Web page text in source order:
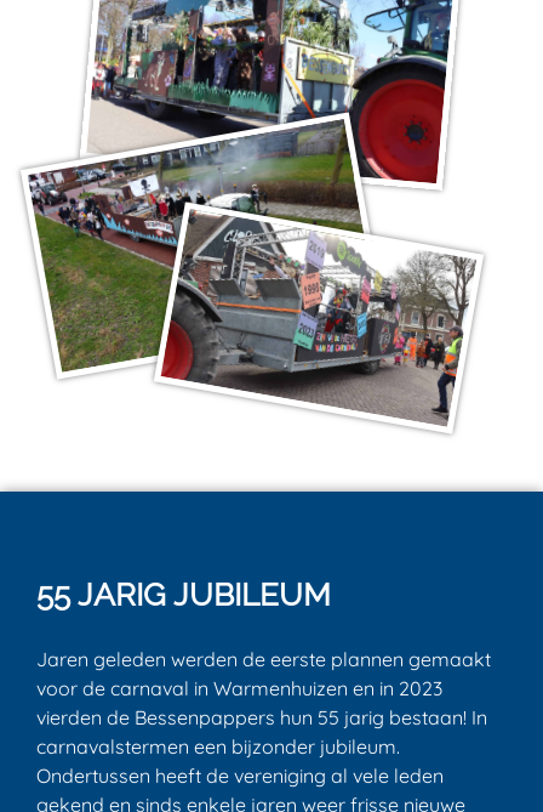
55 JARIG JUBILEUM
Jaren geleden werden de eerste plannen gemaakt
voor de carnaval in Warmenhuizen en in 2023
vierden de Bessenpappers hun 55 jarig bestaan! In
carnavalstermen een bijzonder jubileum.
Ondertussen heeft de vereniging al vele leden
gekend en sinds enkele jaren weer frisse nieuwe